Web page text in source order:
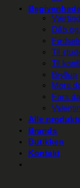
Dåb
Til
Til
Bryllup
Mors
Fars
Alle
Brands
Butikken
Kontakt